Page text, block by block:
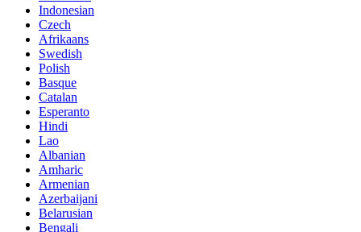
Indonesian
Czech
Afrikaans
Swedish
Polish
Basque
Catalan
Esperanto
Hindi
Lao
Albanian
Amharic
Armenian
Azerbaijani
Belarusian
Bengali